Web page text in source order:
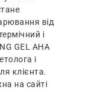
від
і
GEL AHA
і
клієнта.
на сайті